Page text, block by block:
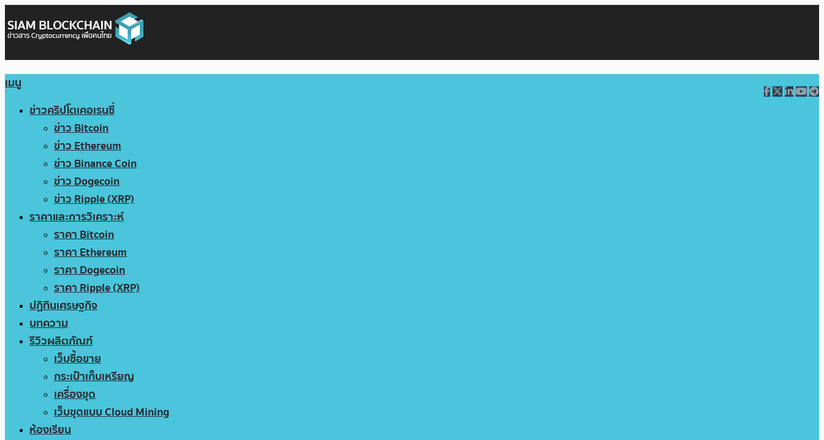
เมนู
ข่าวคริปโตเคอเรนซี่
ข่าว Bitcoin
ข่าว Ethereum
ข่าว Binance Coin
ข่าว Dogecoin
ข่าว Ripple (XRP)
ราคาและการวิเคราะห์
ราคา Bitcoin
ราคา Ethereum
ราคา Dogecoin
ราคา Ripple (XRP)
ปฏิทินเศรษฐกิจ
บทความ
รีวิวผลิตภัณฑ์
เว็บซื้อขาย
กระเป๋าเก็บเหรียญ
เครื่องขุด
เว็บขุดแบบ Cloud Mining
ห้องเรียน